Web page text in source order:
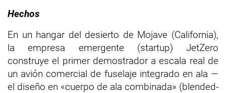
Hechos
En un hangar del desierto de Mojave (California),
la empresa emergente (startup) JetZero
construye el primer demostrador a escala real de
un avión comercial de fuselaje integrado en ala —
el diseño en «cuerpo de ala combinada» (blended-